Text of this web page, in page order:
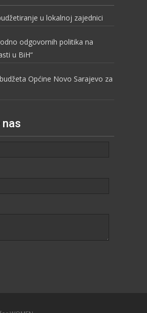
u lokalnoj zajednici
odgovornih politika na
u BiH“
Općine Novo Sarajevo za